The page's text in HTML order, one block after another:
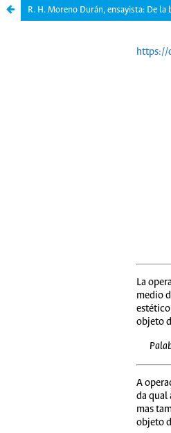
R. H. Moreno Durán, ensayista: De la